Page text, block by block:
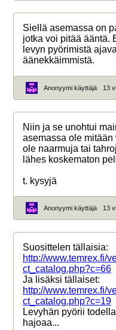
Siellä asemassa on
jotka voi pitää ääntä.
levyn pyörimistä
äänekkäimmistä.
Anonyymi käyttäjä 13
Niin ja se unohtui
asemassa ole
ole naarmuja tai
lähes koskematon
t. kysyjä
Anonyymi käyttäjä 13
Suosittelen tällaisia:
http://www.temrex.fi/
ct_catalog.php?c=66
Ja lisäksi tällaiset:
http://www.temrex.fi/
ct_catalog.php?c=19
Levyhän pyörii
hajoaa...